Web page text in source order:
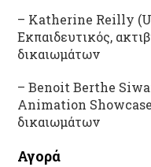
– Katherine Reilly
Εκπαιδευτικός,
δικαιωμάτων
– Benoit Berthe
Animation
δικαιωμάτων
Αγορά